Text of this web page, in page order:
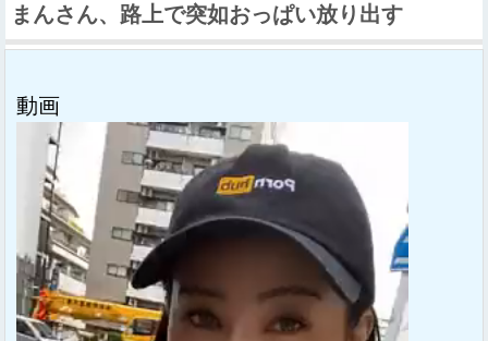
まんさん、路上で突如おっぱい放り出す
動画